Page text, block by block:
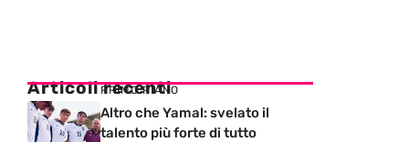
Articoli recenti
PRIMO PIANO
Altro che Yamal: svelato il
talento più forte di tutto